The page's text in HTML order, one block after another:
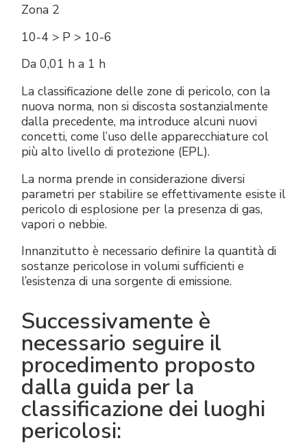
Zona 2
10-4 > P > 10-6
Da 0,01 h a 1 h
La classificazione delle zone di pericolo, con la
nuova norma, non si discosta sostanzialmente
dalla precedente, ma introduce alcuni nuovi
concetti, come l’uso delle apparecchiature col
più alto livello di protezione (EPL).
La norma prende in considerazione diversi
parametri per stabilire se effettivamente esiste il
pericolo di esplosione per la presenza di gas,
vapori o nebbie.
Innanzitutto è necessario definire la quantità di
sostanze pericolose in volumi sufficienti e
l’esistenza di una sorgente di emissione.
Successivamente è
necessario seguire il
procedimento proposto
dalla guida per la
classificazione dei luoghi
pericolosi: